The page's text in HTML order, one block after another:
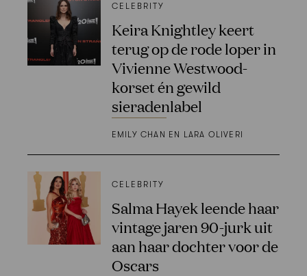
CELEBRITY
Keira Knightley keert
terug op de rode loper in
Vivienne Westwood-
korset én gewild
sieradenlabel
EMILY CHAN EN LARA OLIVERI
CELEBRITY
Salma Hayek leende haar
vintage jaren 90-jurk uit
aan haar dochter voor de
Oscars